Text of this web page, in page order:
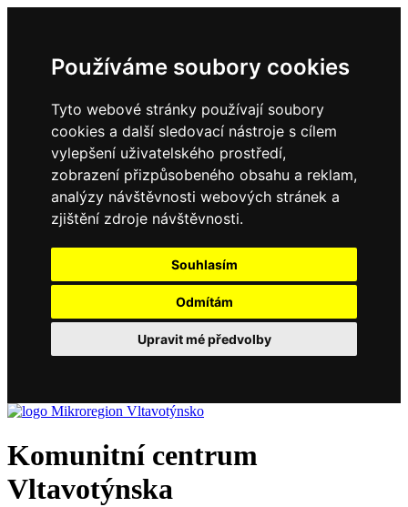
Používáme soubory cookies
Tyto webové stránky používají soubory
cookies a další sledovací nástroje s cílem
vylepšení uživatelského prostředí,
zobrazení přizpůsobeného obsahu a reklam,
analýzy návštěvnosti webových stránek a
zjištění zdroje návštěvnosti.
Souhlasím
Odmítám
Upravit mé předvolby
Komunitní centrum
Vltavotýnska